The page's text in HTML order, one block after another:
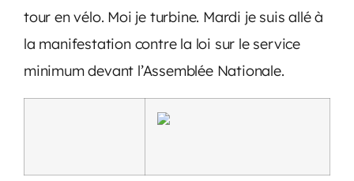
tour en vélo. Moi je turbine. Mardi je suis allé à
la manifestation contre la loi sur le service
minimum devant l’Assemblée Nationale.